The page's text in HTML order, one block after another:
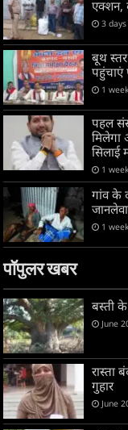
एक्शन,
3
बूथ
पहुंचाएं
1
पहल
मिलेगा
सिलाई
1
गांव के
1
पॉपुलर खबर
बस्ती के
June
रास्ता
गुहार
June